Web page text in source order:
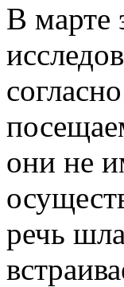
В марте
они не
речь